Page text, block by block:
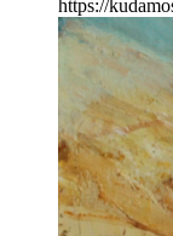
https://